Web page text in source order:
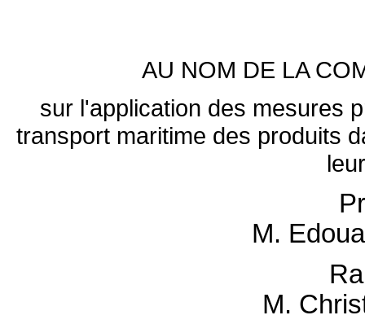
AU NOM DE LA
sur l'application des mesures
transport maritime des produits
M.
M.